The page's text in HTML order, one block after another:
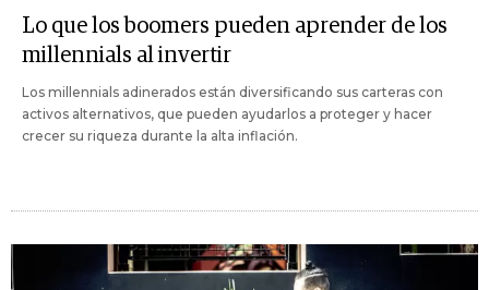
Lo que los boomers pueden aprender de los
millennials al invertir
Los millennials adinerados están diversificando sus carteras con
activos alternativos, que pueden ayudarlos a proteger y hacer
crecer su riqueza durante la alta inflación.